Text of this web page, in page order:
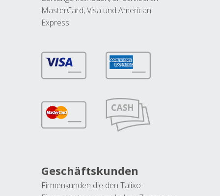
MasterCard, Visa und American
Express.
Geschäftskunden
Firmenkunden die den Talixo-